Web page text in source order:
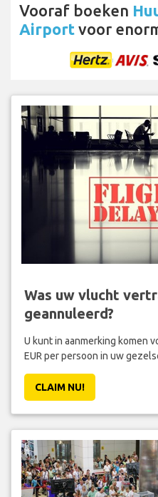
Vooraf boeken
Airport voor
Was uw vlucht
geannuleerd?
U kunt in aanmerking komen
EUR per persoon in uw
CLAIM NU!